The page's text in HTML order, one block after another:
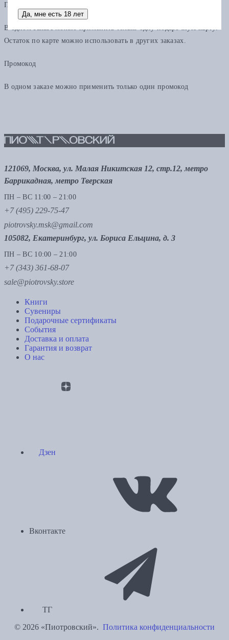
Подарочная карта
В одном заказе можно применить только одну подарочную карту.
Остаток по карте можно использовать в других заказах.
Промокод
В одном заказе можно применить только один промокод
121069, Москва, ул. Малая Никитская 12, стр.12, метро
Баррикадная, метро Тверская
ПН – ВС 11:00 – 21:00
+7 (495) 229-75-47
piotrovsky.msk@gmail.com
105082, Екатеринбург, ул. Бориса Ельцина, д. 3
ПН – ВС 10:00 – 21:00
+7 (343) 361-68-07
sale@piotrovsky.store
Книги
Сувениры
Подарочные сертификаты
События
Доставка и оплата
Гарантия и возврат
О нас
Дзен
Вконтакте
ТГ
© 2026 «Пиотровский». Политика конфиденциальности
Да, мне есть 18 лет